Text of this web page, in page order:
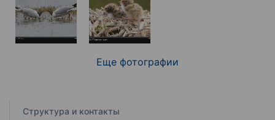
Еще фотографии
Структура и контакты